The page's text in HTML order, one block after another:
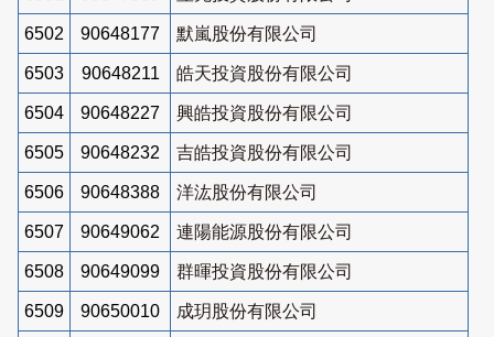
6502 90648177 默嵐股份有限公司
6503 90648211 皓天投資股份有限公司
6504 90648227 興皓投資股份有限公司
6505 90648232 吉皓投資股份有限公司
6506 90648388 洋汯股份有限公司
6507 90649062 連陽能源股份有限公司
6508 90649099 群暉投資股份有限公司
6509 90650010 成玥股份有限公司